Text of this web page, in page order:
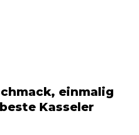
einmalig
Kasseler